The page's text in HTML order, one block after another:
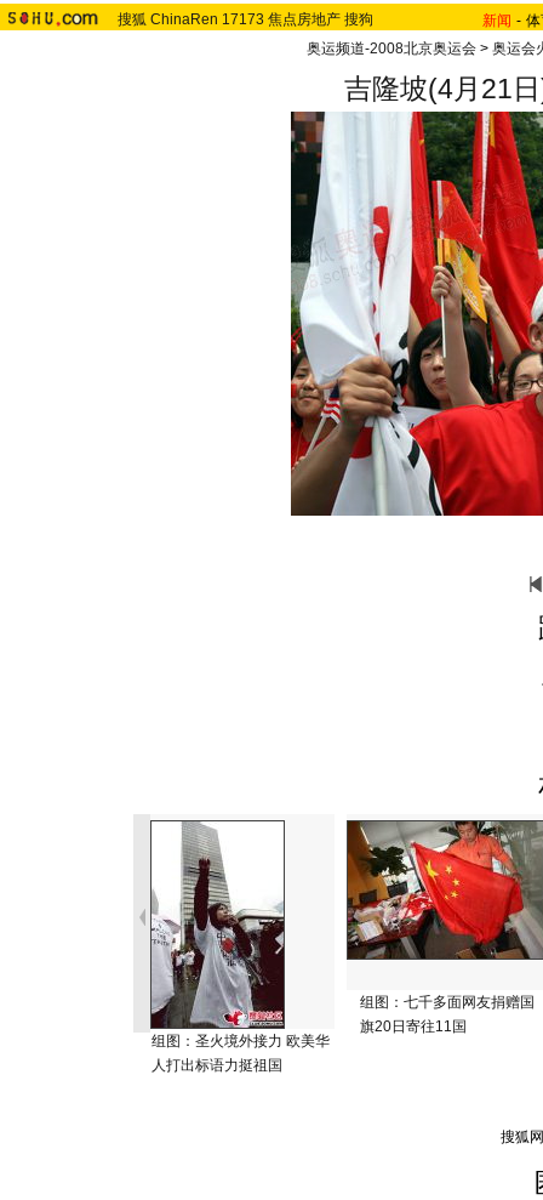
搜狐 ChinaRen 17173 焦点房地产 搜狗 新闻 -
奥运频道-2008北京奥运会> 奥运会
吉隆坡(4月21
组图：圣火境外接力 欧美华
人打出标语力挺祖国
组图：七千多面网友捐赠国
旗20日寄往11国